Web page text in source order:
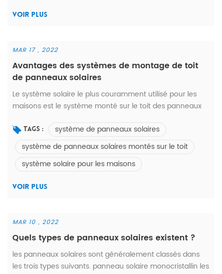
VOIR PLUS
MAR 17 , 2022
Avantages des systèmes de montage de toit
de panneaux solaires
Le système solaire le plus couramment utilisé pour les
maisons est le système monté sur le toit des panneaux
des panneaux solaires, vous pouvez immédiatement
penser à les installer sur le toit d'une maison ou d'un
bâtiment. Pour ce type d'installation de panneaux
solaires, la principale méthode d'installation consiste à
Tags :
système de panneaux solaires
système de panneaux solaires montés sur le toit
système solaire pour les maisons
VOIR PLUS
MAR 10 , 2022
Quels types de panneaux solaires existent ?
les panneaux solaires sont généralement classés dans
les trois types suivants. panneau solaire monocristallin les